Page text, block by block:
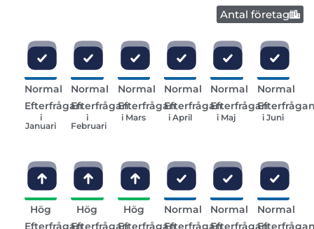
Antal företag
Normal
Efterfrågan
i
Januari
Normal
Efterfrågan
i
Februari
Normal
Efterfrågan
i Mars
Normal
Efterfrågan
i April
Normal
Efterfrågan
i Maj
Normal
i Juni
Hög
Efterfrågan
Hög
Efterfrågan
Hög
Efterfrågan
Normal
Efterfrågan
Normal
Efterfrågan
Normal